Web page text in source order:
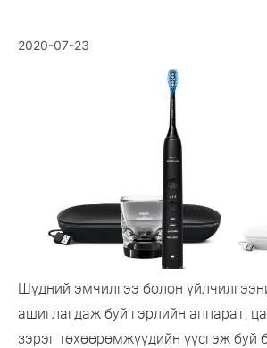
2020-07-23
Шүдний эмчилгээ болон
ашиглагдаж буй гэрлийн аппарат,
зэрэг төхөөрөмжүүдийн үүсгэж буй